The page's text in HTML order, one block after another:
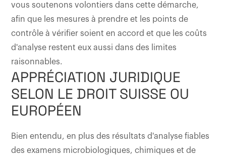
vous soutenons volontiers dans cette démarche,
afin que les mesures à prendre et les points de
contrôle à vérifier soient en accord et que les coûts
d'analyse restent eux aussi dans des limites
raisonnables.
APPRÉCIATION JURIDIQUE
SELON LE DROIT SUISSE OU
EUROPÉEN
Bien entendu, en plus des résultats d'analyse fiables
des examens microbiologiques, chimiques et de